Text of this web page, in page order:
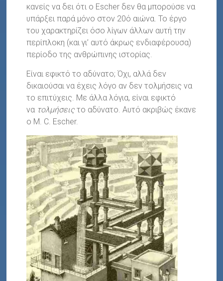
κανείς να δει ότι ο Escher δεν θα μπορούσε να
υπάρξει παρά μόνο στον 20ό αιώνα. Το έργο
του χαρακτηρίζει όσο λίγων άλλων αυτή την
περίπλοκη (και γι’ αυτό άκρως ενδιαφέρουσα)
περίοδο της ανθρώπινης ιστορίας.
Είναι εφικτό το αδύνατο; Όχι, αλλά δεν
δικαιούσαι να έχεις λόγο αν δεν τολμήσεις να
το επιτύχεις. Με άλλα λόγια, είναι εφικτό
να τολμήσεις το αδύνατο. Αυτό ακριβώς έκανε
ο M. C. Escher.